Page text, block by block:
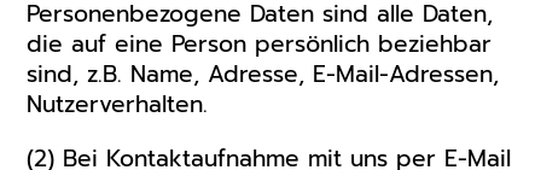
Personenbezogene Daten sind alle Daten,
die auf eine Person persönlich beziehbar
sind, z.B. Name, Adresse, E-Mail-Adressen,
Nutzerverhalten.
(2) Bei Kontaktaufnahme mit uns per E-Mail